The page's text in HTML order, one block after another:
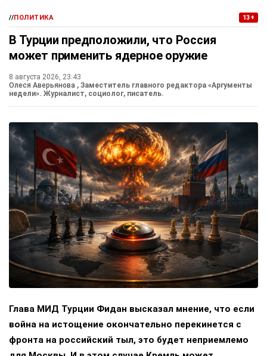
//ПОЛИТИКА 13+
В Турции предположили, что Россия
может применить ядерное оружие
8 августа 2026, 23:43
Олеся Аверьянова , Заместитель главного редактора «Аргументы
недели». Журналист, социолог, писатель.
Глава МИД Турции Фидан высказал мнение, что если
война на истощение окончательно перекинется с
фронта на российский тыл, это будет неприемлемо